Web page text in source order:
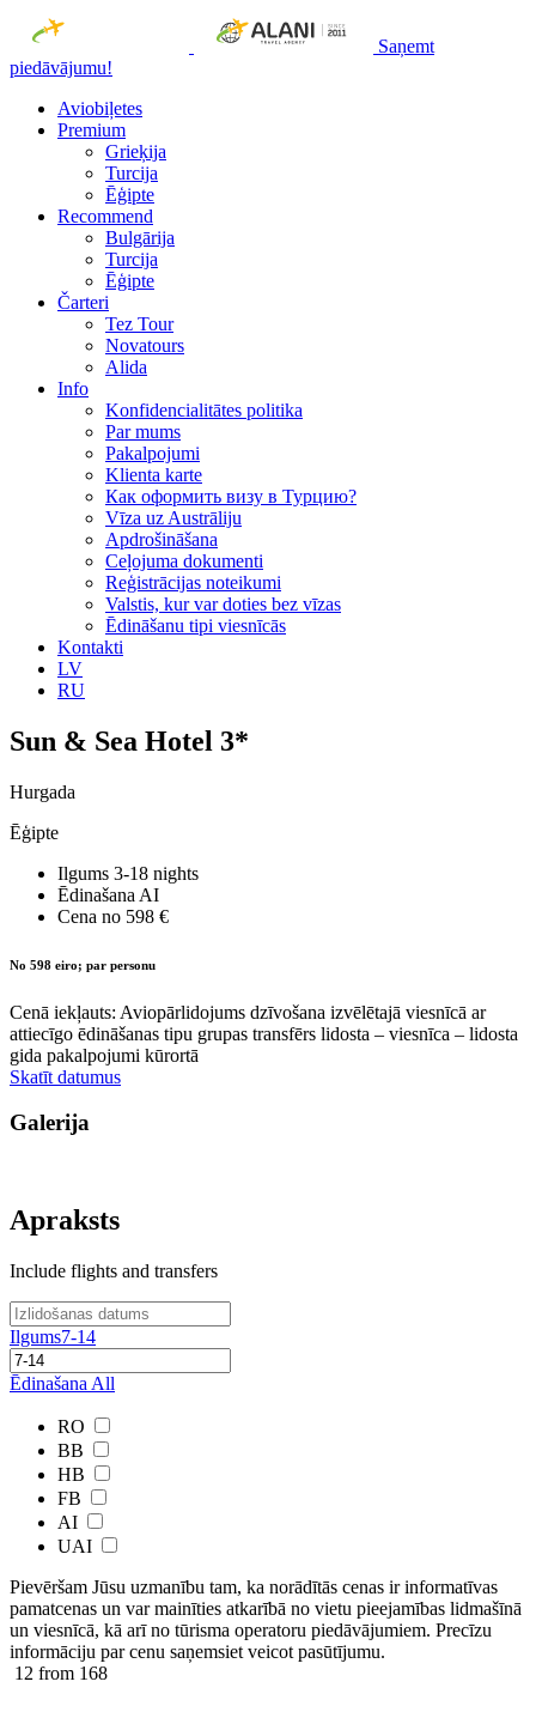
Saņemt
piedāvājumu!
Aviobiļetes
Premium
Grieķija
Turcija
Ēģipte
Recommend
Bulgārija
Turcija
Ēģipte
Čarteri
Tez Tour
Novatours
Alida
Info
Konfidencialitātes politika
Par mums
Рakalpojumi
Klienta karte
Как оформить визу в Турцию?
Vīza uz Austrāliju
Apdrošināšana
Ceļojuma dokumenti
Reģistrācijas noteikumi
Valstis, kur var doties bez vīzas
Ēdināšanu tipi viesnīcās
Kontakti
LV
RU
Sun & Sea Hotel 3*
Hurgada
Ēģipte
Ilgums 3-18 nights
Ēdinašana AI
Cena no 598 €
No 598 eiro; par personu
Cenā iekļauts: Aviopārlidojums dzīvošana izvēlētajā viesnīcā ar
attiecīgo ēdināšanas tipu grupas transfērs lidosta – viesnīca – lidosta
gida pakalpojumi kūrortā
Skatīt datumus
Galerija
Apraksts
Include flights and transfers
Ilgums7-14
Ēdinašana All
RO
BB
HB
FB
AI
UAI
Pievēršam Jūsu uzmanību tam, ka norādītās cenas ir ​informatīvas ​
pamatcenas un var mainīties atkarībā ​no ​vietu pieejamības lidmašīnā
un viesnīcā, kā arī no tūrisma operatoru piedāvājumiem. Precīzu
informāciju par cenu saņemsiet veicot pasūtījumu.
12 from 168